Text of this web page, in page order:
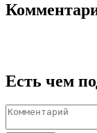
Есть чем